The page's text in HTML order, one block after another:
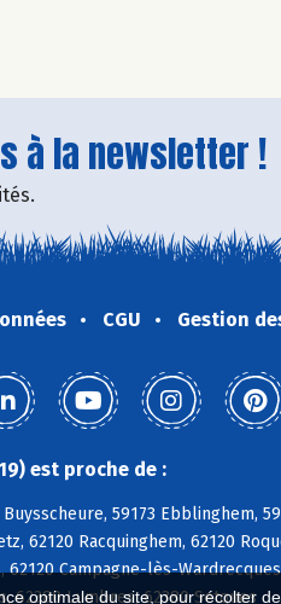
optimale du site, pour récolter
à la newsletter !
CGU Gestion
est proche de :
59173 Ebblinghem,
62120 Racquinghem, 62120
Campagne-lès-
62380 Lumbres, 62380 Setques